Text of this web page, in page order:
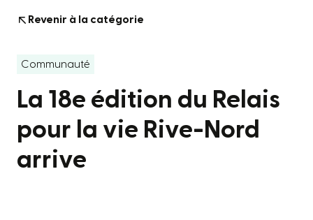
Revenir à la catégorie
Communauté
La 18e édition du Relais
pour la vie Rive-Nord
arrive